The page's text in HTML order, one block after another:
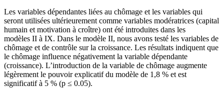
Les variables dépendantes liées au chômage et les variables qui
seront utilisées ultérieurement comme variables modératrices (capital
humain et motivation à croître) ont été introduites dans les
modèles II à IX. Dans le modèle II, nous avons testé les variables de
chômage et de contrôle sur la croissance. Les résultats indiquent que
le chômage influence négativement la variable dépendante
(croissance). L’introduction de la variable de chômage augmente
légèrement le pouvoir explicatif du modèle de 1,8 % et est
significatif à 5 % (p ≤ 0.05).